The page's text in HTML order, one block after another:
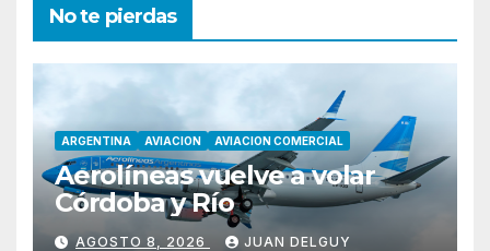
No te pierdas
ARGENTINA AVIACION AVIACION COMERCIAL
Aerolíneas vuelve a volar
Córdoba y Río
AGOSTO 8, 2026 JUAN DELGUY